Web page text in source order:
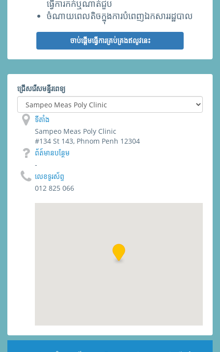
ធ្វើការកក់ឬណាត់ជួប
ចំណាយពេលតិចក្នុងការបំពេញឯកសាររដ្ឋបាល
ចាប់ផ្ដើមធ្វើការគ្រប់គ្រងឥលូវនេះ
ជ្រើសរើសមន្ទីរពេទ្យ
ទីតាំង
Sampeo Meas Poly Clinic
#134 St 143, Phnom Penh 12304
ព័​ត៍​មាន​បន្ថែម
-
លេខទូរស័ព្ទ
012 825 066